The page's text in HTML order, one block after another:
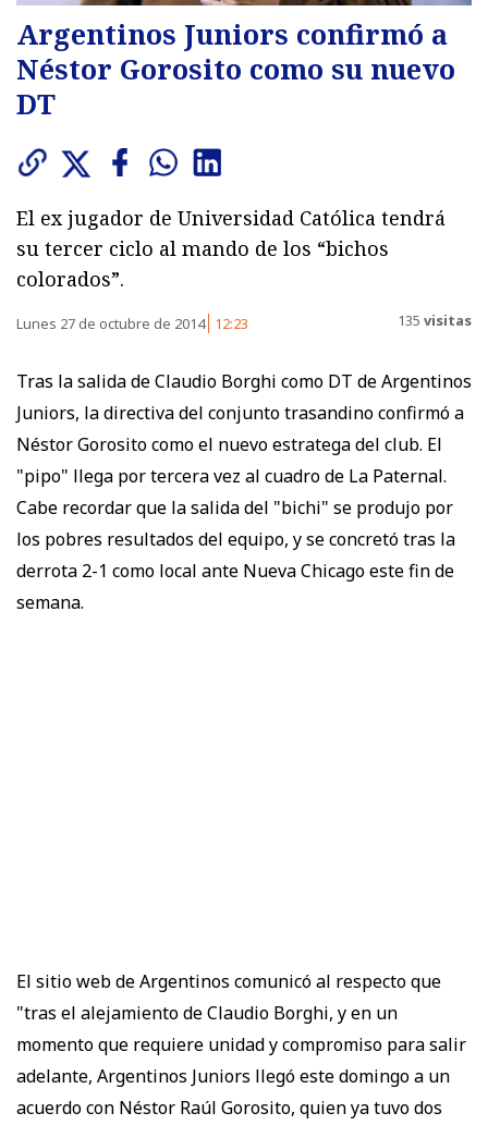
Argentinos Juniors confirmó a
Néstor Gorosito como su nuevo
DT
El ex jugador de Universidad Católica tendrá
su tercer ciclo al mando de los “bichos
colorados”.
Lunes 27 de octubre de 2014 12:23 135 visitas
Tras la salida de Claudio Borghi como DT de Argentinos
Juniors, la directiva del conjunto trasandino confirmó a
Néstor Gorosito como el nuevo estratega del club. El
"pipo" llega por tercera vez al cuadro de La Paternal.
Cabe recordar que la salida del "bichi" se produjo por
los pobres resultados del equipo, y se concretó tras la
derrota 2-1 como local ante Nueva Chicago este fin de
semana.
El sitio web de Argentinos comunicó al respecto que
"tras el alejamiento de Claudio Borghi, y en un
momento que requiere unidad y compromiso para salir
adelante, Argentinos Juniors llegó este domingo a un
acuerdo con Néstor Raúl Gorosito, quien ya tuvo dos